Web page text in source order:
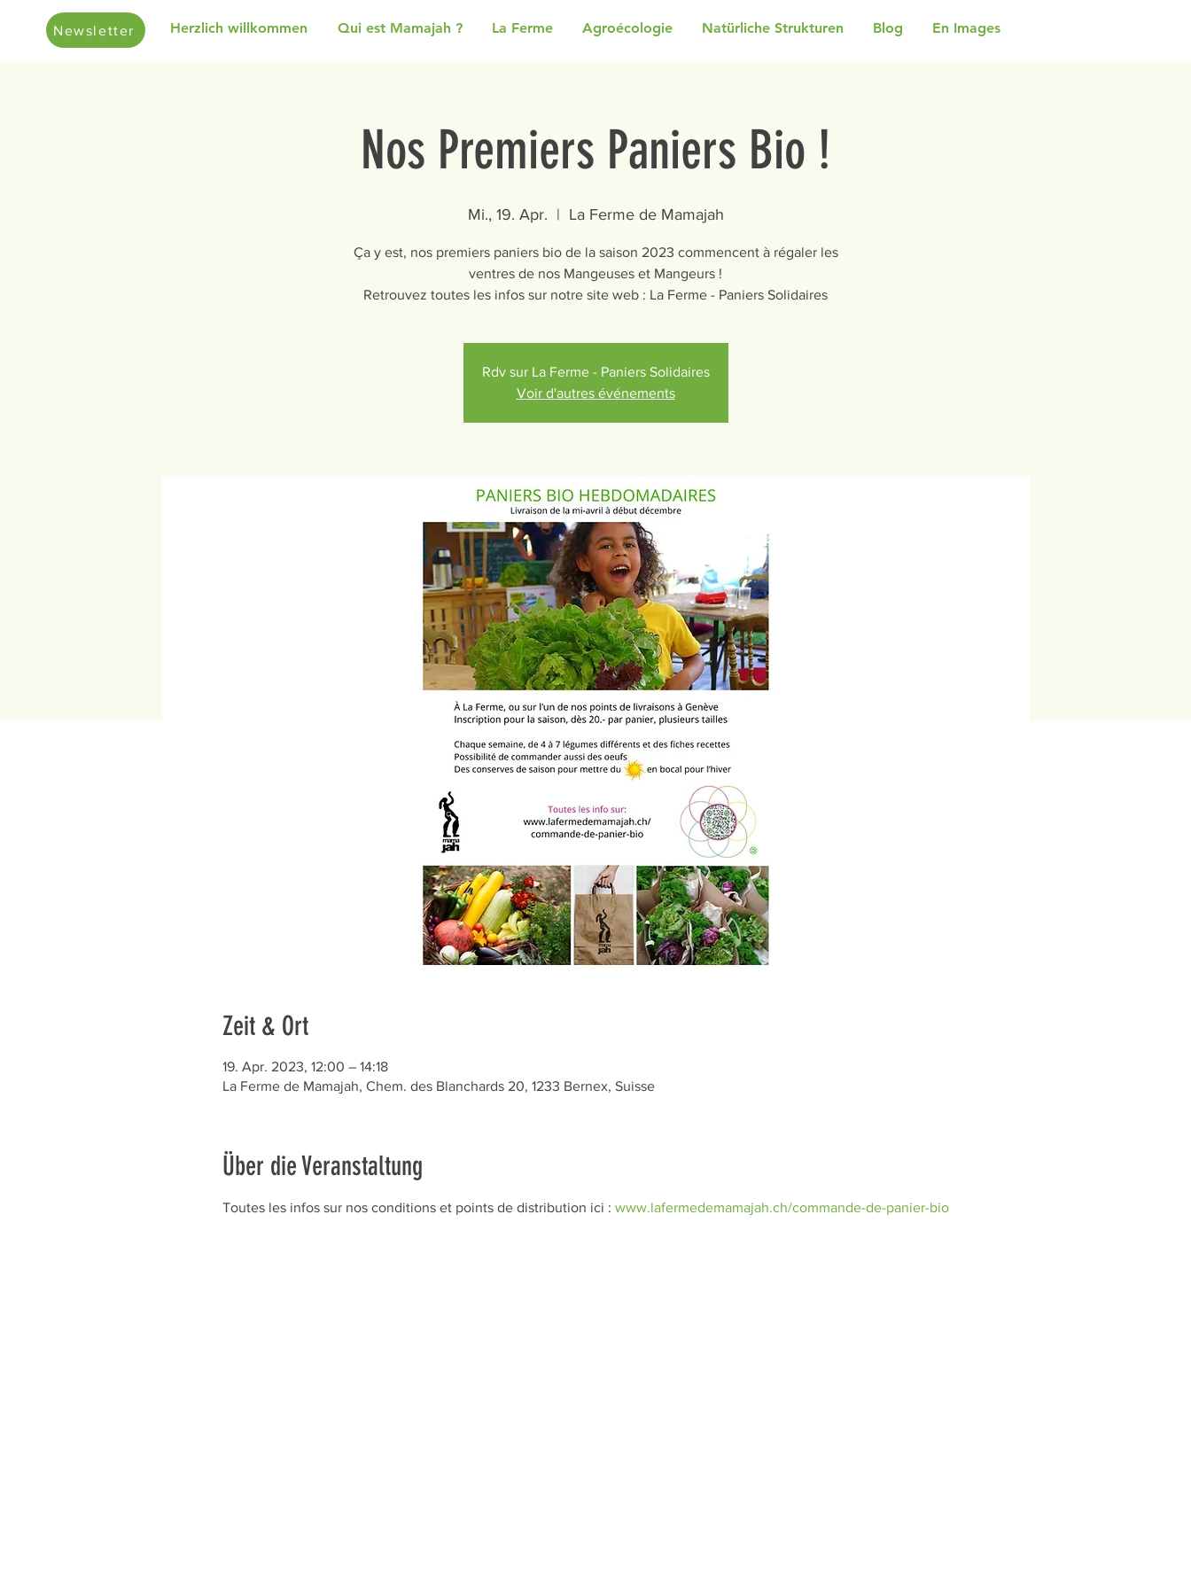
Newsletter Herzlich willkommen Qui est Mamajah ? La Ferme Agroécologie Natürliche Strukturen Blog En Images
Nos Premiers Paniers Bio !
Mi., 19. Apr.
  |
La Ferme de Mamajah
Ça y est, nos premiers paniers bio de la saison 2023 commencent à régaler les
ventres de nos Mangeuses et Mangeurs !
Retrouvez toutes les infos sur notre site web : La Ferme - Paniers Solidaires
Rdv sur La Ferme - Paniers Solidaires
Voir d'autres événements
Zeit & Ort
19. Apr. 2023, 12:00 – 14:18
La Ferme de Mamajah, Chem. des Blanchards 20, 1233 Bernex, Suisse
Über die Veranstaltung
Toutes les infos sur nos conditions et points de distribution ici : www.lafermedemamajah.ch/commande-de-panier-bio